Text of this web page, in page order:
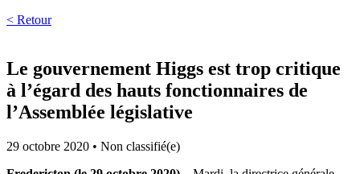
< Retour
Le gouvernement Higgs est trop critique
à l’égard des hauts fonctionnaires de
l’Assemblée législative
29 octobre 2020 • Non classifié(e)